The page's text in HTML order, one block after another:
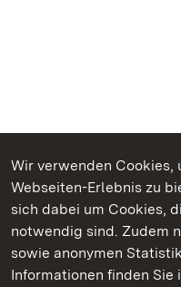
Wir verwenden Cookies,
Webseiten-Erlebnis zu
sich dabei um Cookies,
notwendig sind. Zudem
sowie anonymen
Informationen finden Sie
Kommen. Staunen.